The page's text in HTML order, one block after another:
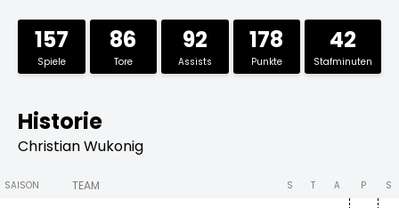
157
Spiele
86
Tore
92
Assists
178
Punkte
42
Stafminuten
Historie
Christian Wukonig
SAISON TEAM S T A P S